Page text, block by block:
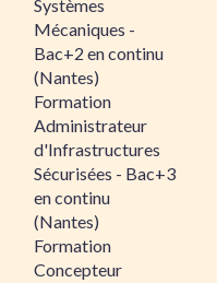
Systèmes
Mécaniques -
Bac+2 en continu
(Nantes)
Formation
Administrateur
d'Infrastructures
Sécurisées - Bac+3
en continu
(Nantes)
Formation
Concepteur